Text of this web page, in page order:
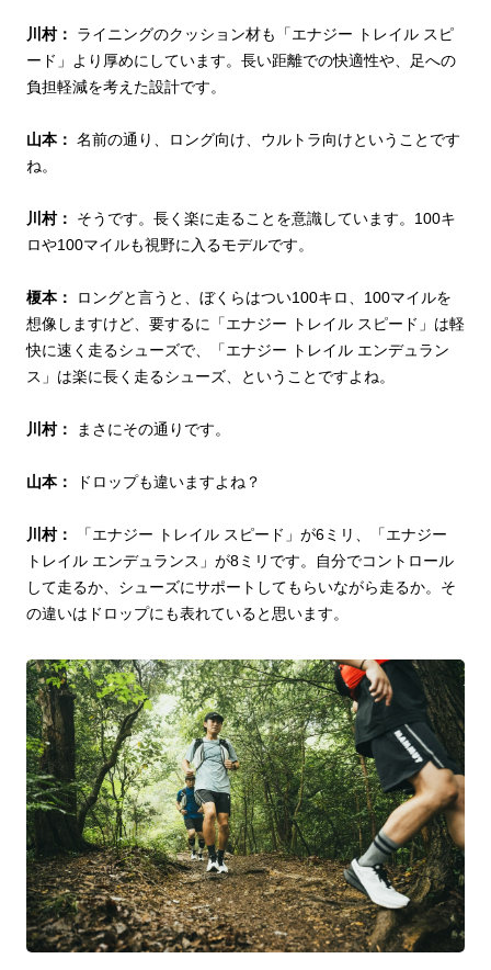
川村：
ライニングのクッション材も「エナジー トレイル スピ
ード」より厚めにしています。長い距離での快適性や、足への
負担軽減を考えた設計です。
山本： 名前の通り、ロング向け、ウルトラ向けということです
ね。
川村：
そうです。長く楽に走ることを意識しています。100キ
ロや100マイルも視野に入るモデルです。
榎本：
ロングと言うと、ぼくらはつい100キロ、100マイルを
想像しますけど、要するに「エナジー トレイル スピード」は軽
快に速く走るシューズで、「エナジー トレイル エンデュラン
ス」は楽に長く走るシューズ、ということですよね。
川村： まさにその通りです。
山本： ドロップも違いますよね？
川村：
「エナジー トレイル スピード」が6ミリ、「エナジー
トレイル エンデュランス」が8ミリです。自分でコントロール
して走るか、シューズにサポートしてもらいながら走るか。そ
の違いはドロップにも表れていると思います。